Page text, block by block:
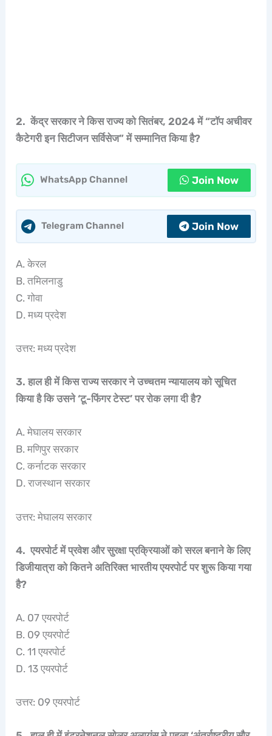
2. केंद्र सरकार ने किस राज्य को सितंबर, 2024 में “टॉप अचीवर
कैटेगरी इन सिटीजन सर्विसेज” में सम्मानित किया है?
WhatsApp Channel Join Now
Telegram Channel Join Now
A. केरल
B. तमिलनाडु
C. गोवा
D. मध्य प्रदेश
उत्तर: मध्य प्रदेश
3. हाल ही में किस राज्य सरकार ने उच्चतम न्यायालय को सूचित
किया है कि उसने ‘टू-फिंगर टेस्ट’ पर रोक लगा दी है?
A. मेघालय सरकार
B. मणिपुर सरकार
C. कर्नाटक सरकार
D. राजस्थान सरकार
उत्तर: मेघालय सरकार
4. एयरपोर्ट में प्रवेश और सुरक्षा प्रक्रियाओं को सरल बनाने के लिए
डिजीयात्रा को कितने अतिरिक्त भारतीय एयरपोर्ट पर शुरू किया गया
है?
A. 07 एयरपोर्ट
B. 09 एयरपोर्ट
C. 11 एयरपोर्ट
D. 13 एयरपोर्ट
उत्तर: 09 एयरपोर्ट